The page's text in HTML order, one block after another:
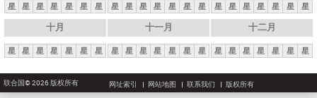
星 星 星 星 星 星 星 星 星 星 星 星 星 星 星 星 星 星 星 星 星
十月
星 星 星 星 星 星 星
十一月
星 星 星 星 星 星 星
十二月
星 星 星 星 星 星 星
联合国© 2026 版权所有 网址索引 网站地图 联系我们 版权所有